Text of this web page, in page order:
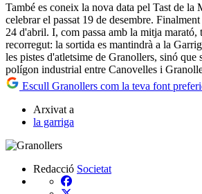
També es coneix la nova data pel Tast de la
celebrar el passat 19 de desembre.
24 d'abril. I, com passa amb la mitja marató,
recorregut: la sortida es mantindrà a la
les pistes d'atletsime de Granollers, sinó que
polígon industrial entre Canovelles i
Escull Granollers com la teva font
Arxivat a
la garriga
Redacció Societat